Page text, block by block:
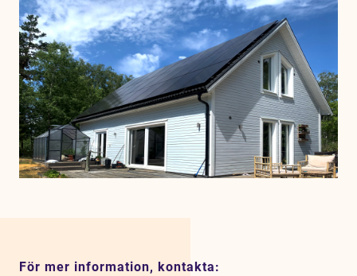
För mer information, kontakta: